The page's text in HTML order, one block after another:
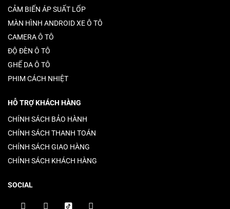
CẢM BIẾN ÁP SUẤT LỐP
MÀN HÌNH ANDROID XE Ô TÔ
CAMERA Ô TÔ
ĐỘ ĐÈN Ô TÔ
GHẾ DA Ô TÔ
PHIM CÁCH NHIỆT
HỖ TRỢ KHÁCH HÀNG
CHÍNH SÁCH BẢO HÀNH
CHÍNH SÁCH THANH TOÁN
CHÍNH SÁCH GIAO HÀNG
CHÍNH SÁCH KHÁCH HÀNG
SOCIAL